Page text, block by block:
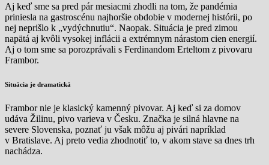
Aj keď sme sa pred pár mesiacmi zhodli na tom, že pandémia
priniesla na gastroscénu najhoršie obdobie v modernej histórii, po
nej neprišlo k „vydýchnutiu“. Naopak. Situácia je pred zimou
napätá aj kvôli vysokej inflácii a extrémnym nárastom cien energií.
Aj o tom sme sa porozprávali s Ferdinandom Erteltom z pivovaru
Frambor.
Situácia je dramatická
Frambor nie je klasický kamenný pivovar. Aj keď si za domov
udáva Žilinu, pivo varieva v Česku. Značka je silná hlavne na
severe Slovenska, poznať ju však môžu aj pivári napríklad
v Bratislave. Aj preto vedia zhodnotiť to, v akom stave sa dnes trh
nachádza.